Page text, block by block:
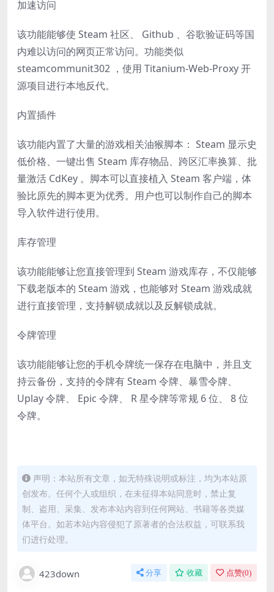
加速访问
该功能能够使 Steam 社区、 Github 、谷歌验证码等国
内难以访问的网页正常访问。功能类似
steamcommunit302 ，使用 Titanium-Web-Proxy 开
源项目进行本地反代。
内置插件
该功能内置了大量的游戏相关油猴脚本： Steam 显示史
低价格、一键出售 Steam 库存物品、跨区汇率换算、批
量激活 CdKey 。脚本可以直接植入 Steam 客户端，体
验比原先的脚本更为优秀。用户也可以制作自己的脚本
导入软件进行使用。
库存管理
该功能能够让您直接管理到 Steam 游戏库存，不仅能够
下载老版本的 Steam 游戏，也能够对 Steam 游戏成就
进行直接管理，支持解锁成就以及反解锁成就。
令牌管理
该功能能够让您的手机令牌统一保存在电脑中，并且支
持云备份，支持的令牌有 Steam 令牌、暴雪令牌、
Uplay 令牌、 Epic 令牌、 R 星令牌等常规 6 位、 8 位
令牌。
声明：本站所有文章，如无特殊说明或标注，均为本站原
创发布。任何个人或组织，在未征得本站同意时，禁止复
制、盗用、采集、发布本站内容到任何网站、书籍等各类媒
体平台。如若本站内容侵犯了原著者的合法权益，可联系我
们进行处理。
423down 分享 收藏 点赞(0)